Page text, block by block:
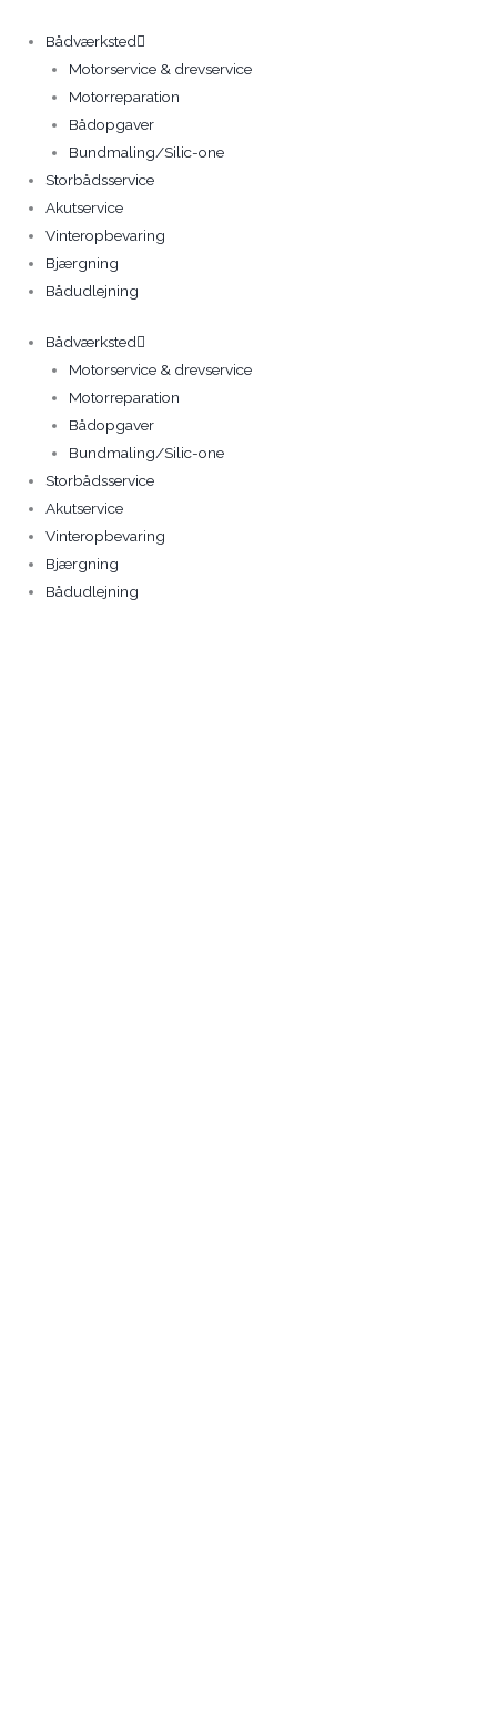
indholdet
Bådværksted
Motorservice & drevservice
Motorreparation
Bådopgaver
Bundmaling/Silic-one
Storbådsservice
Akutservice
Vinteropbevaring
Bjærgning
Bådudlejning
Bådværksted
Motorservice & drevservice
Motorreparation
Bådopgaver
Bundmaling/Silic-one
Storbådsservice
Akutservice
Vinteropbevaring
Bjærgning
Bådudlejning